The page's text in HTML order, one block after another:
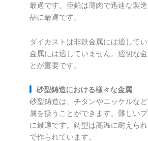
最適です。亜鉛は薄肉で迅速な製
品に最適です。
ダイカストは非鉄金属には適して
金属には適していません。適切な
とが重要です。
砂型鋳造における様々な金属
砂型鋳造は、チタンやニッケルな
属を扱うことができます。難しい
に最適です。鋳型は高温に耐えら
で作られています。